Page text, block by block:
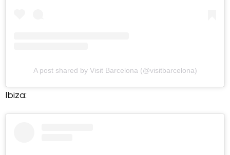
A post shared by Visit Barcelona (@visitbarcelona)
Ibiza: